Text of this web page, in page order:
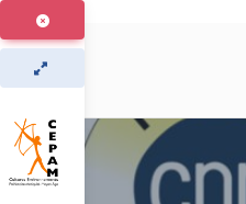
Aller
au
contenu
principal